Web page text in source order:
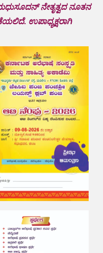
ನೇತೃತ್ವದ ನೂತನ
ಉಪಾಧ್ಯಕ್ಷರಾಗಿ